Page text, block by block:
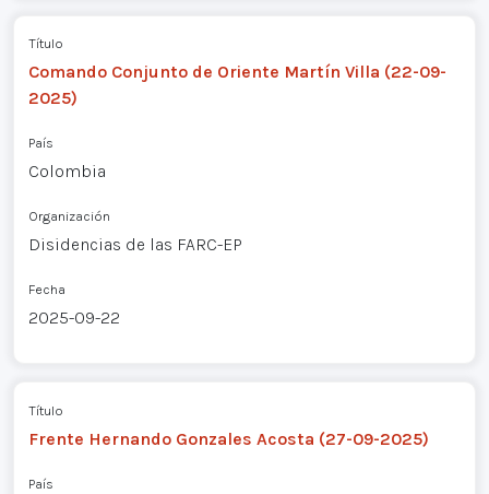
Título
Comando Conjunto de Oriente Martín Villa (22-09-
2025)
País
Colombia
Organización
Disidencias de las FARC-EP
Fecha
2025-09-22
Título
Frente Hernando Gonzales Acosta (27-09-2025)
País